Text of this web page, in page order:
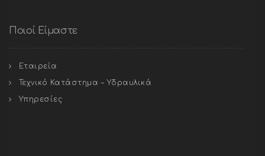
Ποιοί Είμαστε
Εταιρεία
Τεχνικό Κατάστημα – Υδραυλικά
Υπηρεσίες